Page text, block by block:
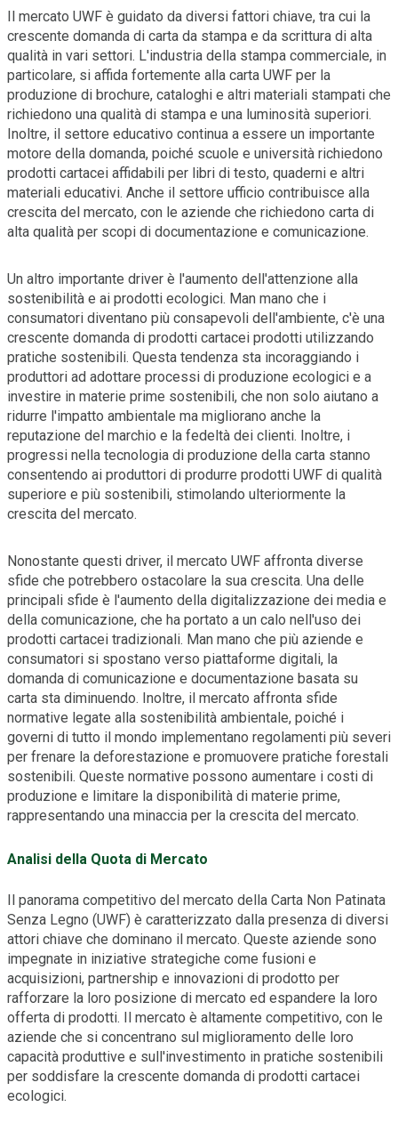
Il mercato UWF è guidato da diversi fattori chiave, tra cui la
crescente domanda di carta da stampa e da scrittura di alta
qualità in vari settori. L'industria della stampa commerciale, in
particolare, si affida fortemente alla carta UWF per la
produzione di brochure, cataloghi e altri materiali stampati che
richiedono una qualità di stampa e una luminosità superiori.
Inoltre, il settore educativo continua a essere un importante
motore della domanda, poiché scuole e università richiedono
prodotti cartacei affidabili per libri di testo, quaderni e altri
materiali educativi. Anche il settore ufficio contribuisce alla
crescita del mercato, con le aziende che richiedono carta di
alta qualità per scopi di documentazione e comunicazione.
Un altro importante driver è l'aumento dell'attenzione alla
sostenibilità e ai prodotti ecologici. Man mano che i
consumatori diventano più consapevoli dell'ambiente, c'è una
crescente domanda di prodotti cartacei prodotti utilizzando
pratiche sostenibili. Questa tendenza sta incoraggiando i
produttori ad adottare processi di produzione ecologici e a
investire in materie prime sostenibili, che non solo aiutano a
ridurre l'impatto ambientale ma migliorano anche la
reputazione del marchio e la fedeltà dei clienti. Inoltre, i
progressi nella tecnologia di produzione della carta stanno
consentendo ai produttori di produrre prodotti UWF di qualità
superiore e più sostenibili, stimolando ulteriormente la
crescita del mercato.
Nonostante questi driver, il mercato UWF affronta diverse
sfide che potrebbero ostacolare la sua crescita. Una delle
principali sfide è l'aumento della digitalizzazione dei media e
della comunicazione, che ha portato a un calo nell'uso dei
prodotti cartacei tradizionali. Man mano che più aziende e
consumatori si spostano verso piattaforme digitali, la
domanda di comunicazione e documentazione basata su
carta sta diminuendo. Inoltre, il mercato affronta sfide
normative legate alla sostenibilità ambientale, poiché i
governi di tutto il mondo implementano regolamenti più severi
per frenare la deforestazione e promuovere pratiche forestali
sostenibili. Queste normative possono aumentare i costi di
produzione e limitare la disponibilità di materie prime,
rappresentando una minaccia per la crescita del mercato.
Analisi della Quota di Mercato
Il panorama competitivo del mercato della Carta Non Patinata
Senza Legno (UWF) è caratterizzato dalla presenza di diversi
attori chiave che dominano il mercato. Queste aziende sono
impegnate in iniziative strategiche come fusioni e
acquisizioni, partnership e innovazioni di prodotto per
rafforzare la loro posizione di mercato ed espandere la loro
offerta di prodotti. Il mercato è altamente competitivo, con le
aziende che si concentrano sul miglioramento delle loro
capacità produttive e sull'investimento in pratiche sostenibili
per soddisfare la crescente domanda di prodotti cartacei
ecologici.